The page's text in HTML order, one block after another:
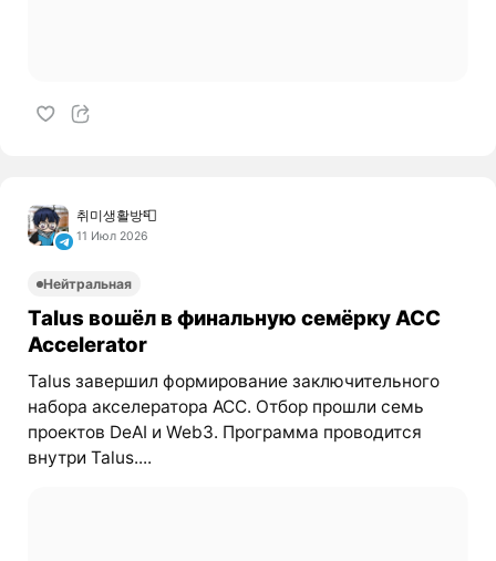
취미생활방📮
11 Июл 2026
Нейтральная
Talus вошёл в финальную семёрку ACC
Accelerator
Talus завершил формирование заключительного
набора акселератора ACC. Отбор прошли семь
проектов DeAI и Web3. Программа проводится
внутри Talus....